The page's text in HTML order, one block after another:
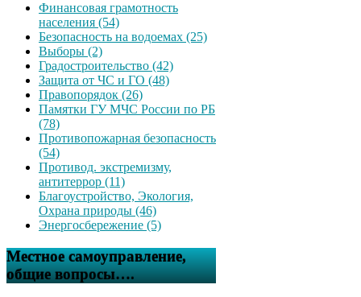
Финансовая грамотность
населения (54)
Безопасность на водоемах (25)
Выборы (2)
Градостроительство (42)
Защита от ЧС и ГО (48)
Правопорядок (26)
Памятки ГУ МЧС России по РБ
(78)
Противопожарная безопасность
(54)
Противод. экстремизму,
антитеррор (11)
Благоустройство, Экология,
Охрана природы (46)
Энергосбережение (5)
Местное самоуправление,
общие вопросы….